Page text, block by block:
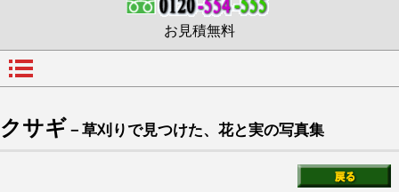
お見積無料
クサギ －草刈りで見つけた、花と実の写真集